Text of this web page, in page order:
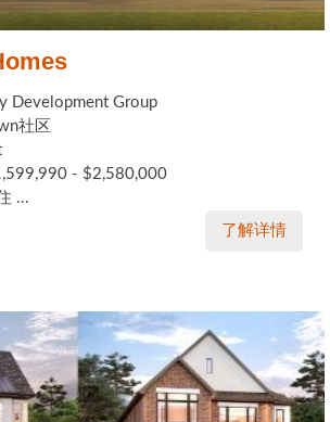
Development Group
社区
- $2,580,000
...
了解详情